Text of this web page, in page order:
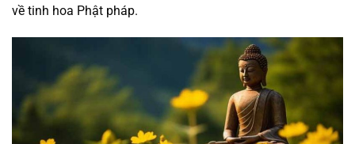
về tinh hoa Phật pháp.